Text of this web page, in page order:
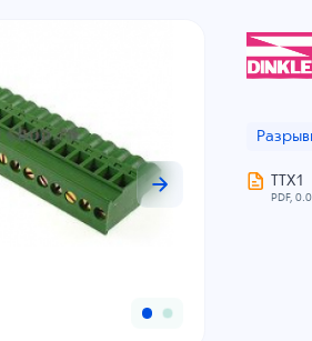
ТТХ1
PDF,